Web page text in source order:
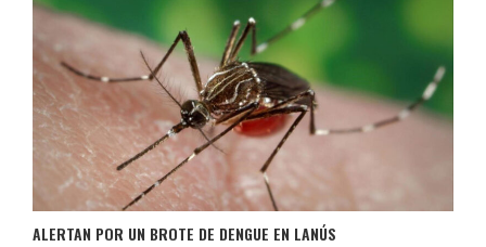
ALERTAN POR UN BROTE DE DENGUE EN LANÚS